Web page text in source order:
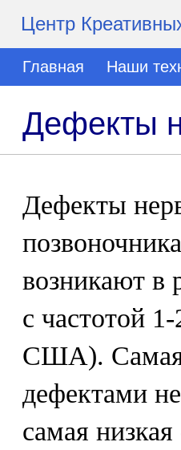
Центр
Главная Наши
Дефекты
Дефекты
возникают в
с частотой
США). Самая
дефектами
самая